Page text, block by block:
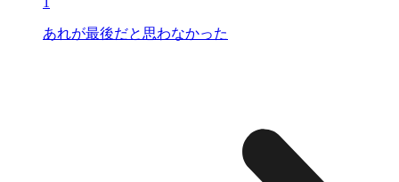
あれが最後だと思わなかった